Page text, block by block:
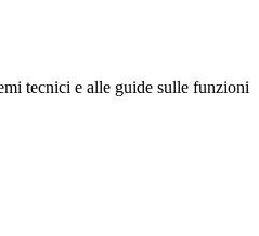
tecnici e alle guide sulle funzioni